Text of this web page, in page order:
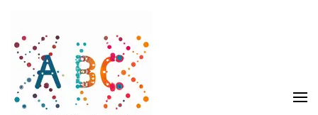
contenu
(Pressez
Entrée)